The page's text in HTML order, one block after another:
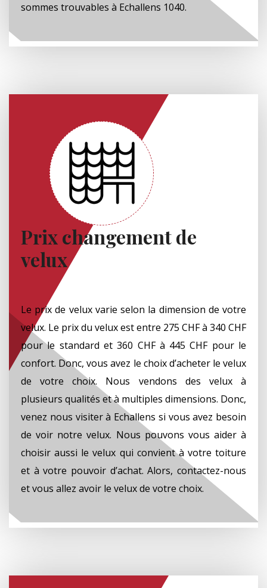
sommes trouvables à Echallens 1040.
Prix changement de
velux
Le prix de velux varie selon la dimension de votre
velux. Le prix du velux est entre 275 CHF à 340 CHF
pour le standard et 360 CHF à 445 CHF pour le
confort. Donc, vous avez le choix d’acheter le velux
de votre choix. Nous vendons des velux à
plusieurs qualités et à multiples dimensions. Donc,
venez nous visiter à Echallens si vous avez besoin
de voir notre velux. Nous pouvons vous aider à
choisir aussi le velux qui convient à votre toiture
et à votre pouvoir d’achat. Alors, contactez-nous
et vous allez avoir le velux de votre choix.